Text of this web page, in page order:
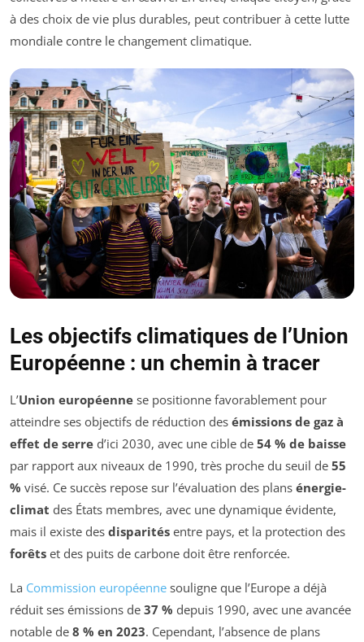
à des choix de vie plus durables, peut contribuer à cette lutte
mondiale contre le changement climatique.
Les objectifs climatiques de l’Union
Européenne : un chemin à tracer
L’Union européenne se positionne favorablement pour
atteindre ses objectifs de réduction des émissions de gaz à
effet de serre d’ici 2030, avec une cible de 54 % de baisse
par rapport aux niveaux de 1990, très proche du seuil de 55
% visé. Ce succès repose sur l’évaluation des plans énergie-
climat des États membres, avec une dynamique évidente,
mais il existe des disparités entre pays, et la protection des
forêts et des puits de carbone doit être renforcée.
La Commission européenne souligne que l’Europe a déjà
réduit ses émissions de 37 % depuis 1990, avec une avancée
notable de 8 % en 2023. Cependant, l’absence de plans